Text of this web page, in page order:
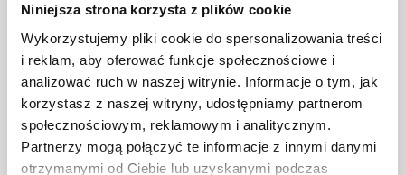
Niniejsza strona korzysta z plików cookie
Wykorzystujemy pliki cookie do spersonalizowania treści
i reklam, aby oferować funkcje społecznościowe i
analizować ruch w naszej witrynie. Informacje o tym, jak
korzystasz z naszej witryny, udostępniamy partnerom
społecznościowym, reklamowym i analitycznym.
Partnerzy mogą połączyć te informacje z innymi danymi
otrzymanymi od Ciebie lub uzyskanymi podczas
GDZIE MOŻEMY ZAPOZNAĆ SIĘ Z
WYMAGANIAMI NORM JAKOŚCI WYROBÓW
MEDYCZNYCH?
W związku z ogromnym rozwojem dzisiejszego
społeczeństwa wprowadzane jest coraz więcej reguł,
które mają za zadanie poprawić poszczególne